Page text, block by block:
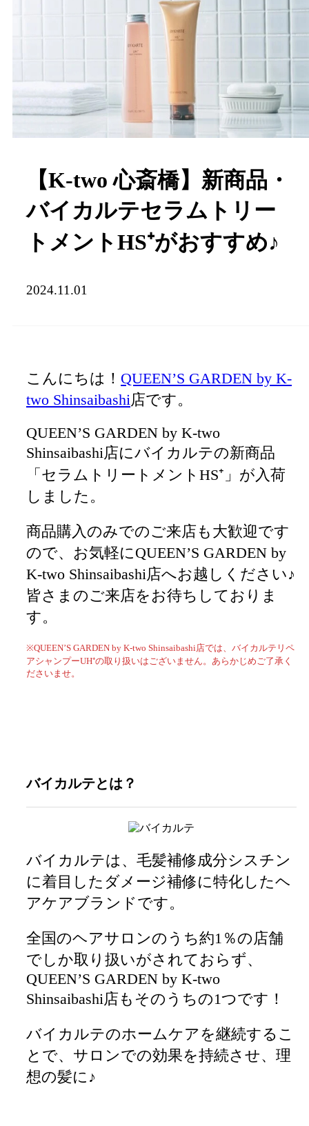
【K-two 心斎橋】新商品・
バイカルテセラムトリー
トメントHS⁺がおすすめ♪
2024.11.01
こんにちは！ QUEEN’S GARDEN by K-
two Shinsaibashi店です。
QUEEN’S GARDEN by K-two
Shinsaibashi店にバイカルテの新商品
「セラムトリートメントHS⁺」が入荷
しました。
商品購入のみでのご来店も大歓迎です
ので、お気軽にQUEEN’S GARDEN by
K-two Shinsaibashi店へお越しください♪
皆さまのご来店をお待ちしておりま
す。
※QUEEN’S GARDEN by K-two Shinsaibashi店では、バイカルテリペ
アシャンプーUH⁺の取り扱いはございません。あらかじめご了承く
ださいませ。
バイカルテとは？
バイカルテは、毛髪補修成分シスチン
に着目したダメージ補修に特化したヘ
アケアブランドです。
全国のヘアサロンのうち約1％の店舗
でしか取り扱いがされておらず、
QUEEN’S GARDEN by K-two
Shinsaibashi店もそのうちの1つです！
バイカルテのホームケアを継続するこ
とで、サロンでの効果を持続させ、理
想の髪に♪